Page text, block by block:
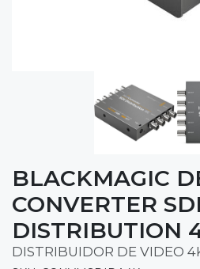
BLACKMAGIC
CONVERTER SDI
DISTRIBUTION
DISTRIBUIDOR DE VIDEO